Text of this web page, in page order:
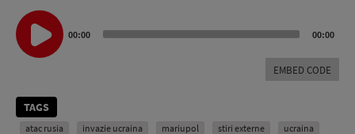
Audio
Player
00:00 00:00
EMBED CODE
TAGS
atac rusia invazie ucraina mariupol stiri externe ucraina